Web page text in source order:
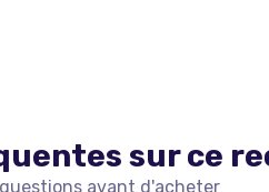
sur ce
questions avant d'acheter